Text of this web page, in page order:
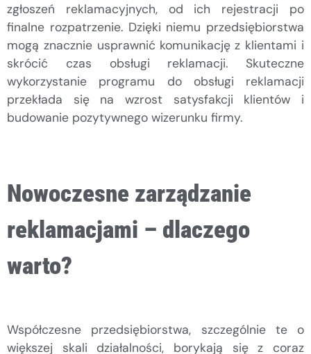
zgłoszeń reklamacyjnych, od ich rejestracji po
finalne rozpatrzenie. Dzięki niemu przedsiębiorstwa
mogą znacznie usprawnić komunikację z klientami i
skrócić czas obsługi reklamacji. Skuteczne
wykorzystanie programu do obsługi reklamacji
przekłada się na wzrost satysfakcji klientów i
budowanie pozytywnego wizerunku firmy.
Nowoczesne zarządzanie
reklamacjami – dlaczego
warto?
Współczesne przedsiębiorstwa, szczególnie te o
większej skali działalności, borykają się z coraz